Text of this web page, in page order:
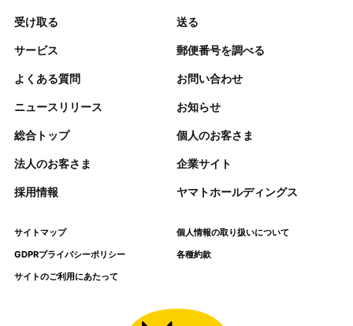
受け取る 送る
サービス 郵便番号を調べる
よくある質問 お問い合わせ
ニュースリリース お知らせ
総合トップ 個人のお客さま
法人のお客さま 企業サイト
採用情報 ヤマトホールディングス
サイトマップ
個人情報の取り扱いについて
GDPRプライバシーポリシー
各種約款
サイトのご利用にあたって